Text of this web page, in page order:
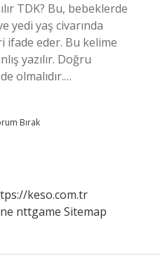
TDK? Bu, bebeklerde
yedi yaş civarında
ifade eder. Bu kelime
yazılır. Doğru
olmalıdır.…
Bırak
keso.com.tr
nttgame Sitemap